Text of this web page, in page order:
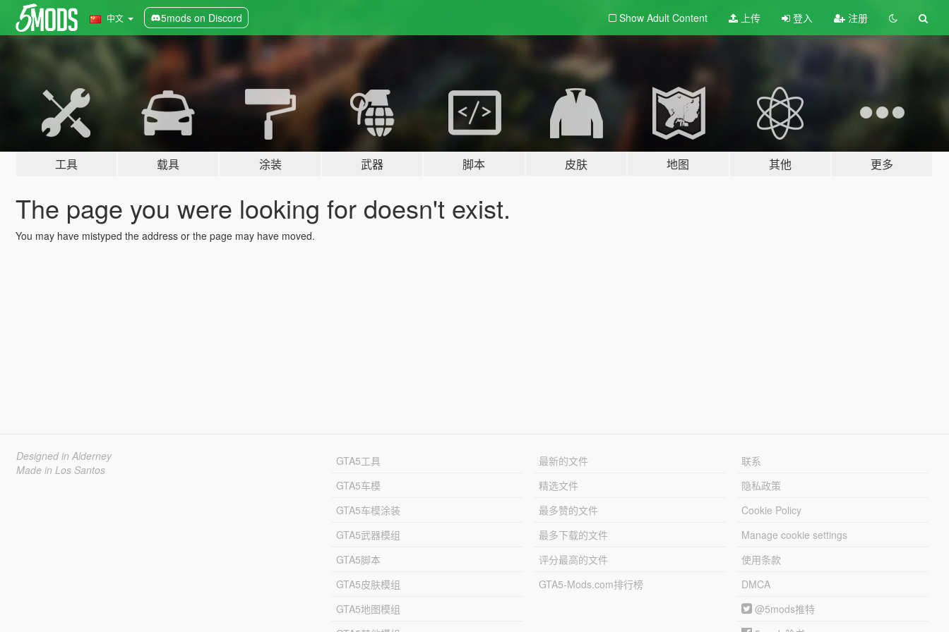
中文 5mods on Discord Show Adult Content 上传 登入 注册
工具 载具 涂装 武器 脚本 皮肤 地图 其他 更多
The page you were looking for doesn't exist.
You may have mistyped the address or the page may have moved.
Designed in Alderney
Made in Los Santos
GTA5工具
GTA5车模
GTA5车模涂装
GTA5武器模组
GTA5脚本
GTA5皮肤模组
GTA5地图模组
最新的文件
精选文件
最多赞的文件
最多下载的文件
评分最高的文件
GTA5-Mods.com排行榜
联系
隐私政策
Cookie Policy
Manage cookie settings
使用条款
DMCA
@5mods推特